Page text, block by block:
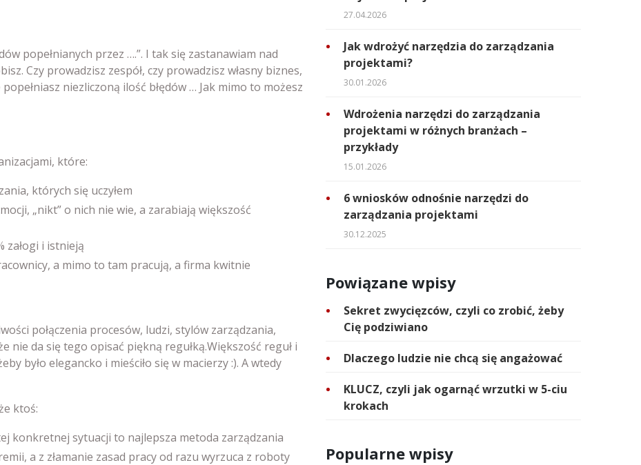
popełnianych przez ….”. I tak się zastanawiam nad
Czy prowadzisz zespół, czy prowadzisz własny biznes,
niezliczoną ilość błędów … Jak mimo to możesz
które:
których się uczyłem
„nikt” o nich nie wie, a zarabiają większość
załogi i istnieją
a mimo to tam pracują, a firma kwitnie
połączenia procesów, ludzi, stylów zarządzania,
nie da się tego opisać piękną regułką.Większość reguł i
było elegancko i mieściło się w macierzy :). A wtedy
ktoś:
konkretnej sytuacji to najlepsza metoda zarządzania
a z złamanie zasad pracy od razu wyrzuca z roboty
27.04.2026
Jak wdrożyć narzędzia do zarządzania
projektami?
30.01.2026
Wdrożenia narzędzi do zarządzania
projektami w różnych branżach –
przykłady
15.01.2026
6 wniosków odnośnie narzędzi do
zarządzania projektami
30.12.2025
Powiązane wpisy
Sekret zwycięzców, czyli co zrobić, żeby
Cię podziwiano
Dlaczego ludzie nie chcą się angażować
KLUCZ, czyli jak ogarnąć wrzutki w 5-ciu
krokach
Popularne wpisy